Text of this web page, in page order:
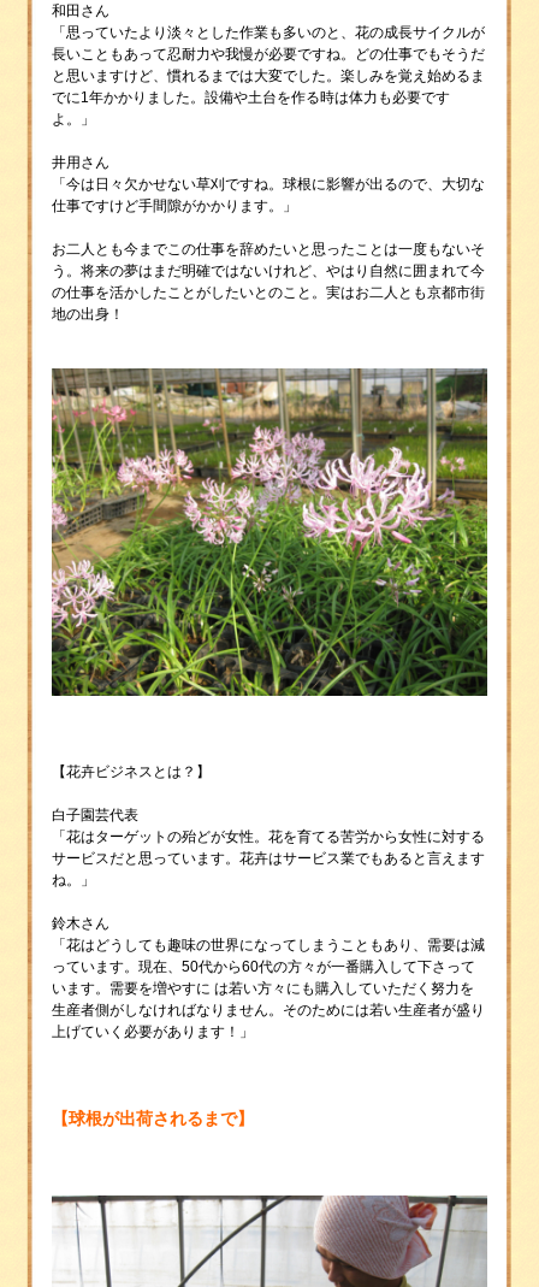
和田さん
「思っていたより淡々とした作業も多いのと、花の成長サイクルが
長いこともあって忍耐力や我慢が必要ですね。どの仕事でもそうだ
と思いますけど、慣れるまでは大変でした。楽しみを覚え始めるま
でに1年かかりました。設備や土台を作る時は体力も必要です
よ。」
井用さん
「今は日々欠かせない草刈ですね。球根に影響が出るので、大切な
仕事ですけど手間隙がかかります。」
お二人とも今までこの仕事を辞めたいと思ったことは一度もないそ
う。将来の夢はまだ明確ではないけれど、やはり自然に囲まれて今
の仕事を活かしたことがしたいとのこと。実はお二人とも京都市街
地の出身！
【花卉ビジネスとは？】
白子園芸代表
「花はターゲットの殆どが女性。花を育てる苦労から女性に対する
サービスだと思っています。花卉はサービス業でもあると言えます
ね。」
鈴木さん
「花はどうしても趣味の世界になってしまうこともあり、需要は減
っています。現在、50代から60代の方々が一番購入して下さって
います。需要を増やすに は若い方々にも購入していただく努力を
生産者側がしなければなりません。そのためには若い生産者が盛り
上げていく必要があります！」
【球根が出荷されるまで】